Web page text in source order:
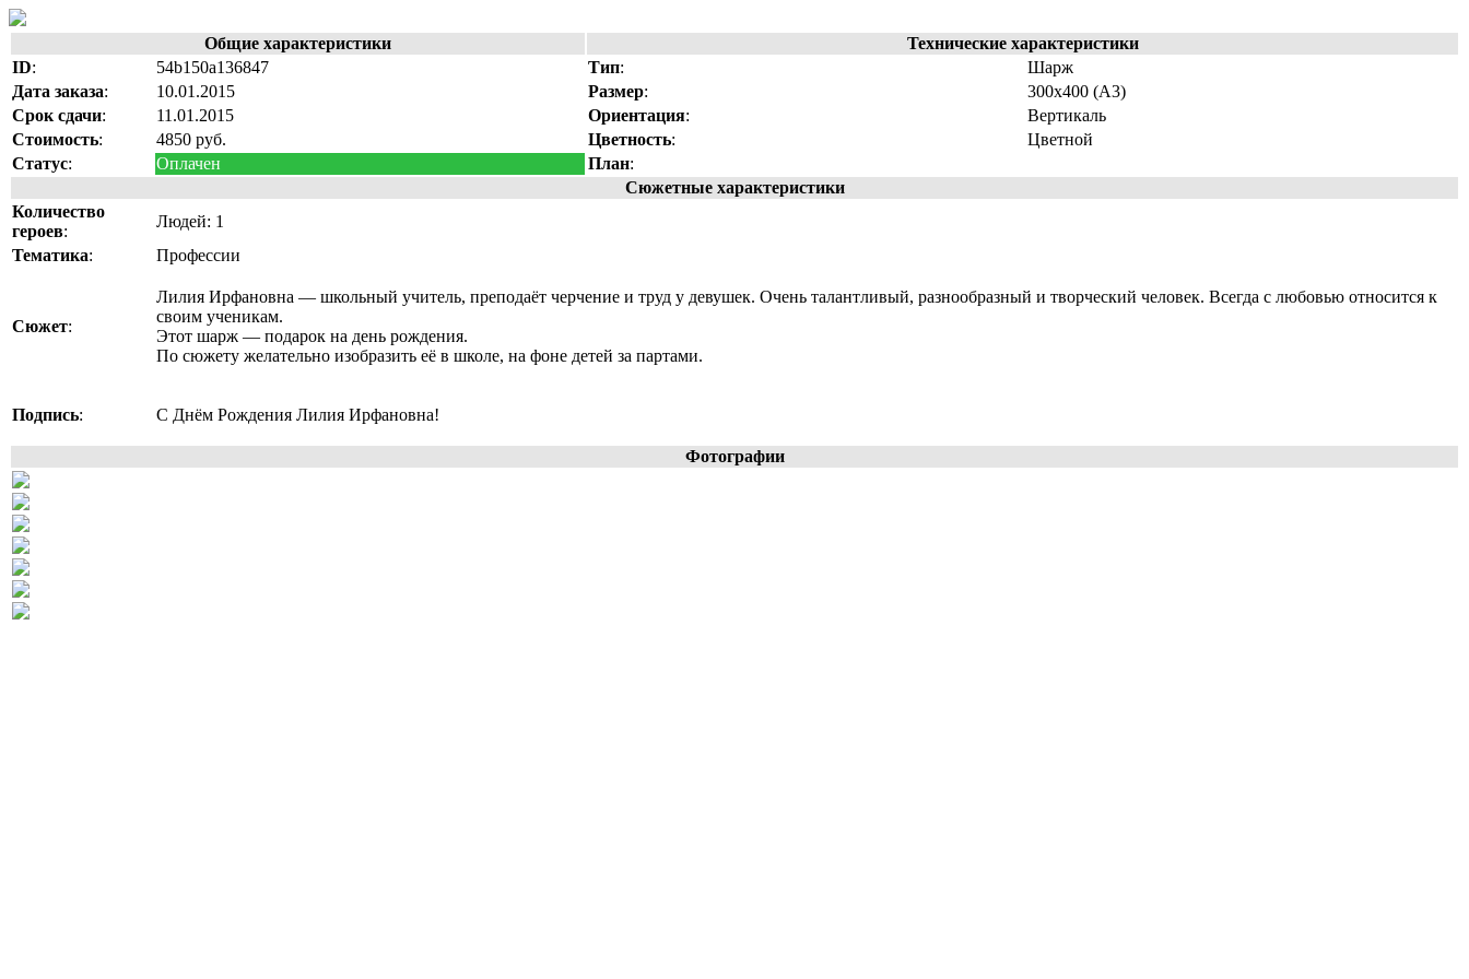
Общие характеристики
Технические характеристики
ID: 54b150a136847 Тип:
Шарж
Дата заказа: 10.01.2015 Размер:
300x400 (A3)
Срок сдачи: 11.01.2015 Ориентация:
Вертикаль
Стоимость: 4850 руб. Цветность:
Цветной
Статус: Оплачен План:
Сюжетные характеристики
Количество
героев:
Людей: 1
Тематика: Профессии
Сюжет:
Лилия Ирфановна — школьный учитель, преподаёт черчение и труд у девушек. Очень талантливый, разнообразный и творческий человек. Всегда с любовью относится к
своим ученикам.
Этот шарж — подарок на день рождения.
По сюжету желательно изобразить её в школе, на фоне детей за партами.
Подпись: С Днём Рождения Лилия Ирфановна!
Фотографии